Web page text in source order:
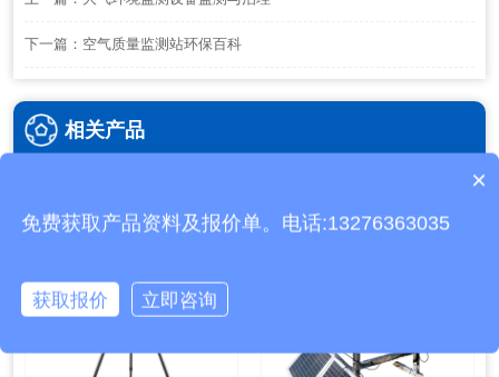
下一篇： 空气质量监测站环保百科
相关产品
产品包含安装吗？
×
免费获取产品资料及报价单。电话:13276363035
获取报价 立即咨询